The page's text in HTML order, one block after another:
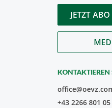
JETZT
KONTAKTIEREN
+43 2266 801